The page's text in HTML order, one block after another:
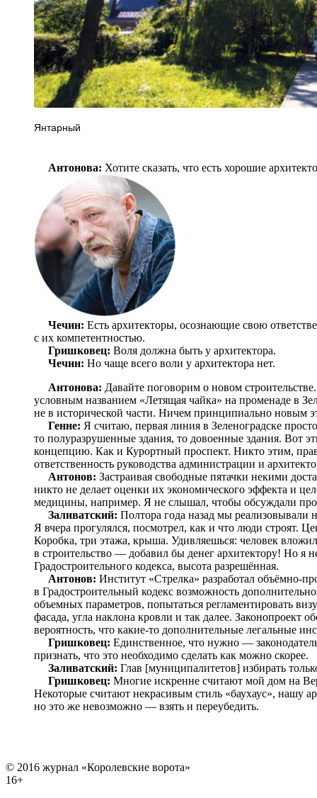
Янтарный
Антонова: Хотите сказать, что есть хорошие
Чечин: Есть архитекторы, осознающие свою
с их компетентностью.
Гришковец: Воля должна быть у архитектора.
Чечин: Но чаще всего воли у архитектора нет.
Антонова: Давайте поговорим о новом
условным названием «Летящая чайка» на променаде в
не в исторической части. Ничем принципиально новым
Генне: Я считаю, первая линия в Зеленоградске
то полуразрушенные здания, то довоенные здания. Вот
концепцию. Как и Курортный проспект. Никто этим,
ответственность руководства администрации и
Антонов: Застраивая свободные пятачки некими
никто не делает оценки их экономического эффекта и
медицины, например. Я не слышал, чтобы обсуждали
Заливатский: Полтора года назад мы реализовывали
Я вчера прогулялся, посмотрел, как и что люди
Коробка, три этажа, крыша. Удивляешься: человек
в строительство — добавил бы денег архитектору! Но я
Градостроительного кодекса, высота разрешённая.
Антонов: Институт «Стрелка» разработал объёмно-
в Градостроительный кодекс возможность
объемных параметров, попытаться регламентировать
фасада, угла наклона кровли и так далее. Законопроект
вероятность, что какие-то дополнительные легальные
Гришковец: Единственное, что нужно —
признать, что это необходимо сделать как можно скорее.
Заливатский: Глав [муниципалитетов] избирать
Гришковец: Многие искренне считают мой дом на
Некоторые считают некрасивым стиль «баухаус», нашу
но это же невозможно — взять и переубедить.
© 2016 журнал «Королевские ворота»
16+